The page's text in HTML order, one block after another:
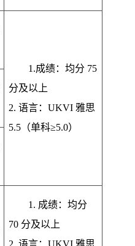
1.成绩：均分 75
分及以上
2. 语言：UKVI 雅思
5.5（单科≥5.0）
1. 成绩：均分
70 分及以上
2. 语言：UKVI 雅思